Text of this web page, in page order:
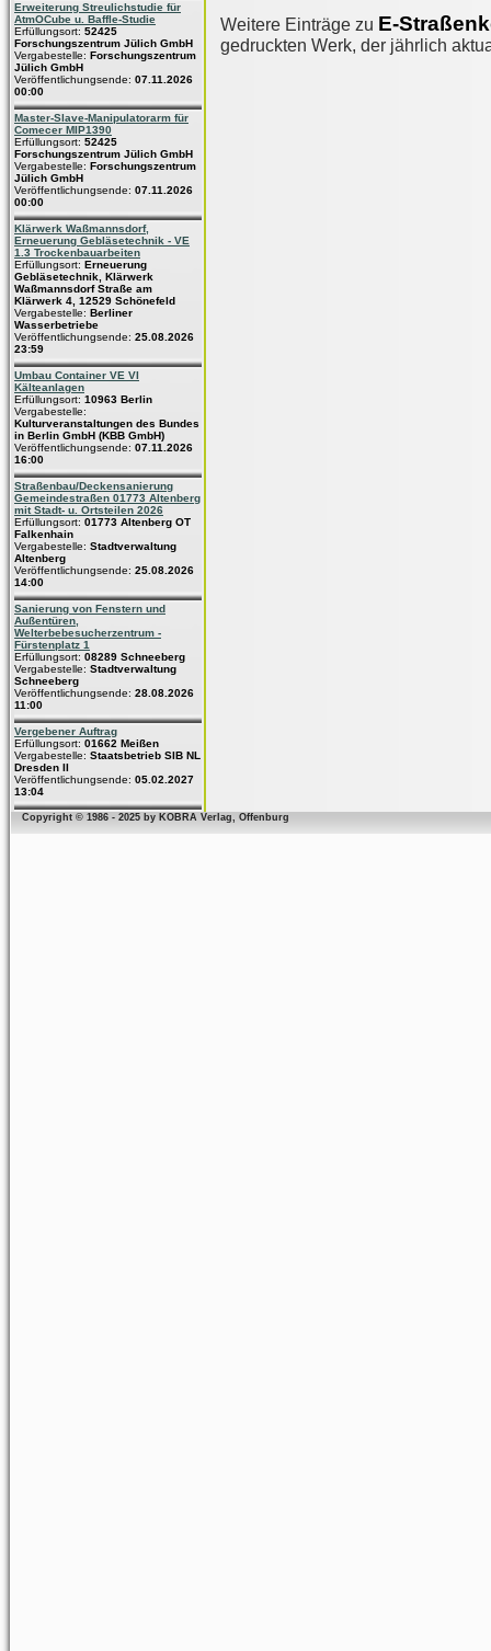
Erweiterung Streulichstudie für
AtmOCube u. Baffle-Studie
Erfüllungsort: 52425
Forschungszentrum Jülich GmbH
Vergabestelle: Forschungszentrum
Jülich GmbH
Veröffentlichungsende: 07.11.2026
00:00
Master-Slave-Manipulatorarm für
Comecer MIP1390
Erfüllungsort: 52425
Forschungszentrum Jülich GmbH
Vergabestelle: Forschungszentrum
Jülich GmbH
Veröffentlichungsende: 07.11.2026
00:00
Klärwerk Waßmannsdorf,
Erneuerung Gebläsetechnik - VE
1.3 Trockenbauarbeiten
Erfüllungsort: Erneuerung
Gebläsetechnik, Klärwerk
Waßmannsdorf Straße am
Klärwerk 4, 12529 Schönefeld
Vergabestelle: Berliner
Wasserbetriebe
Veröffentlichungsende: 25.08.2026
23:59
Umbau Container VE VI
Kälteanlagen
Erfüllungsort: 10963 Berlin
Vergabestelle:
Kulturveranstaltungen des Bundes
in Berlin GmbH (KBB GmbH)
Veröffentlichungsende: 07.11.2026
16:00
Straßenbau/Deckensanierung
Gemeindestraßen 01773 Altenberg
mit Stadt- u. Ortsteilen 2026
Erfüllungsort: 01773 Altenberg OT
Falkenhain
Vergabestelle: Stadtverwaltung
Altenberg
Veröffentlichungsende: 25.08.2026
14:00
Sanierung von Fenstern und
Außentüren,
Welterbebesucherzentrum -
Fürstenplatz 1
Erfüllungsort: 08289 Schneeberg
Vergabestelle: Stadtverwaltung
Schneeberg
Veröffentlichungsende: 28.08.2026
11:00
Vergebener Auftrag
Erfüllungsort: 01662 Meißen
Vergabestelle: Staatsbetrieb SIB NL
Dresden II
Veröffentlichungsende: 05.02.2027
13:04
Weitere Einträge zu E-
gedruckten Werk, der jährlich
Copyright © 1986 - 2025 by KOBRA Verlag, Offenburg